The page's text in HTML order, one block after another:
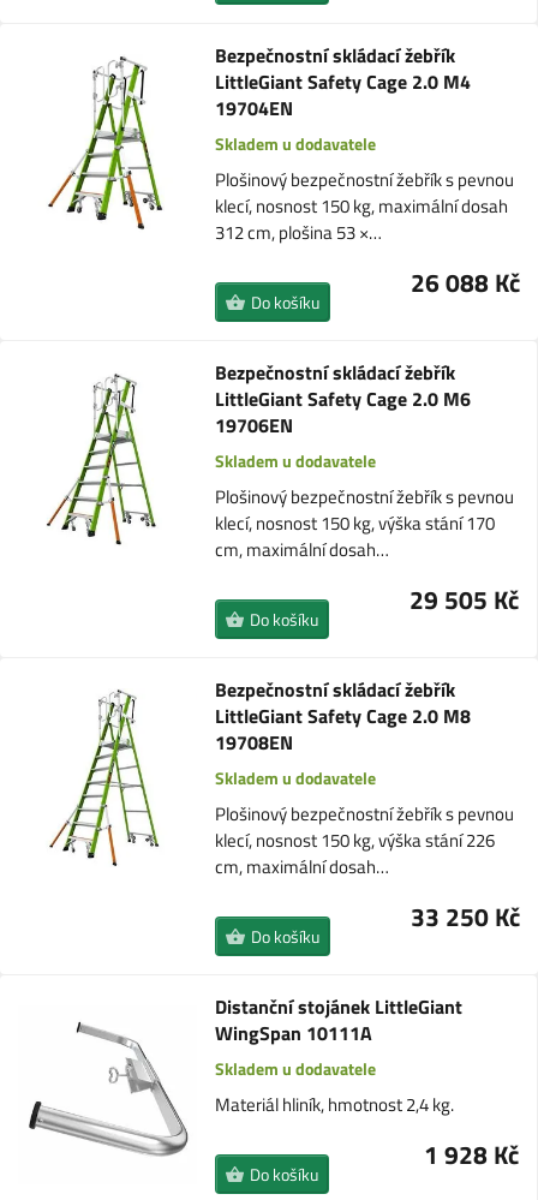
Bezpečnostní skládací žebřík
LittleGiant Safety Cage 2.0 M4
19704EN
Skladem u dodavatele
Plošinový bezpečnostní žebřík s pevnou
klecí, nosnost 150 kg, maximální dosah
312 cm, plošina 53 ×…
26 088 Kč
Do košíku
Bezpečnostní skládací žebřík
LittleGiant Safety Cage 2.0 M6
19706EN
Skladem u dodavatele
Plošinový bezpečnostní žebřík s pevnou
klecí, nosnost 150 kg, výška stání 170
cm, maximální dosah…
29 505 Kč
Do košíku
Bezpečnostní skládací žebřík
LittleGiant Safety Cage 2.0 M8
19708EN
Skladem u dodavatele
Plošinový bezpečnostní žebřík s pevnou
klecí, nosnost 150 kg, výška stání 226
cm, maximální dosah…
33 250 Kč
Do košíku
Distanční stojánek LittleGiant
WingSpan 10111A
Skladem u dodavatele
Materiál hliník, hmotnost 2,4 kg.
1 928 Kč
Do košíku